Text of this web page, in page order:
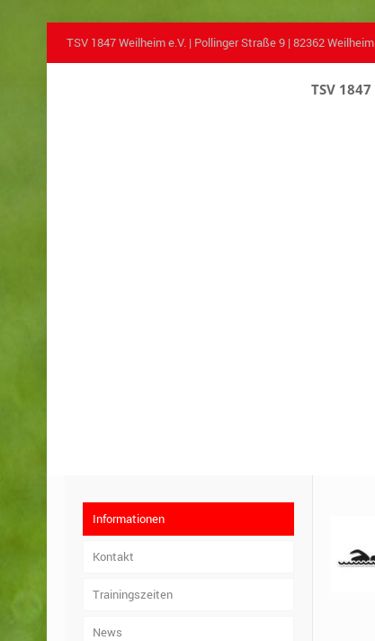
TSV 1847 Weilheim e.V. | Pollinger Straße 9 | 82362 Weilheim
TSV 1847
Informationen
Kontakt
Trainingszeiten
News